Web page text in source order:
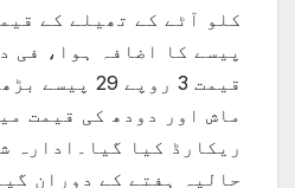
پیسے کا اضافہ ہوا، فی
قیمت 3 روپے
ماش اور دودھ کی قیمت
ریکارڈ کیا گیا۔ادارہ
حالیہ ہفتے کے دوران